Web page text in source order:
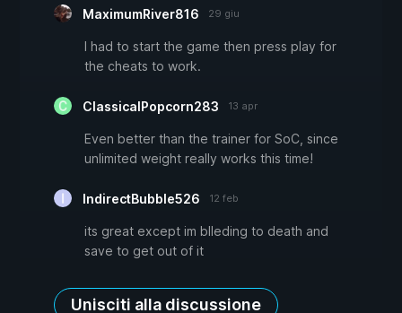
MaximumRiver816 29 giu
I had to start the game then press play for
the cheats to work.
ClassicalPopcorn283 13 apr
Even better than the trainer for SoC, since
unlimited weight really works this time!
IndirectBubble526 12 feb
its great except im blleding to death and
save to get out of it
Unisciti alla discussione